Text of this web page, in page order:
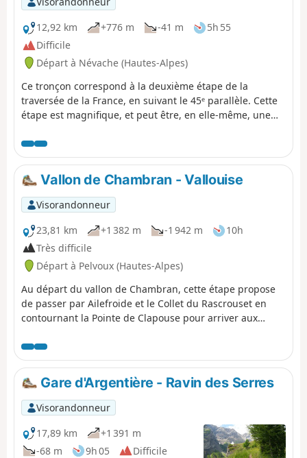
12,92 km
+776 m -41 m
5h 55
Difficile
Départ à Névache (Hautes-Alpes)
Ce tronçon correspond à la deuxième étape de la
traversée de la France, en suivant le 45ᵉ parallèle. Cette
étape est magnifique, et peut être, en elle-même, une
et on découvre de belles cascades avant de s'élever vers
le Refuge du Chardonnet.
Vallon de Chambran - Vallouise
Visorandonneur
23,81 km
+1 382 m -1 942 m
10h
Très difficile
Départ à Pelvoux (Hautes-Alpes)
Au départ du vallon de Chambran, cette étape propose
de passer par Ailefroide et le Collet du Rascrouset en
contournant la Pointe de Clapouse pour arriver aux
précédentes, il est possible de couper par le GR®54 pour
atteindre directement Vallouise, ce qui restreint
considérablement la durée.
Gare d'Argentière - Ravin des Serres
Visorandonneur
17,89 km
+1 391 m
-68 m
9h 05
Difficile